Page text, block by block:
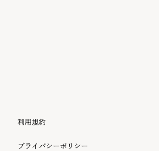
利用規約
プライバシーポリシー